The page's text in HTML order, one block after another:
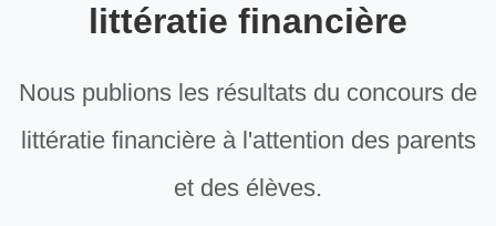
littératie financière
Nous publions les résultats du concours de
littératie financière à l'attention des parents
et des élèves.